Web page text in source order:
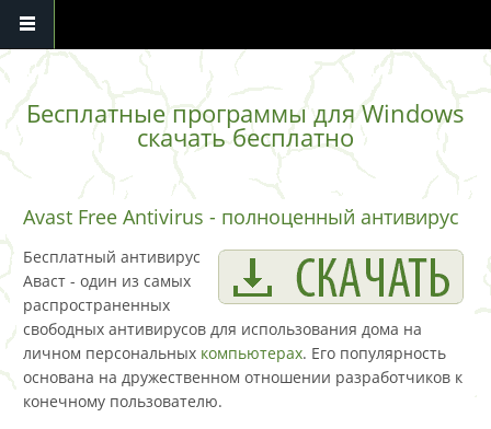
Перейти к основному содержанию
Бесплатные программы для Windows
скачать бесплатно
Avast Free Antivirus - полноценный антивирус
Бесплатный антивирус
Аваст - один из самых
распространенных
свободных антивирусов для использования дома на
личном персональных компьютерах. Его популярность
основана на дружественном отношении разработчиков к
конечному пользователю.